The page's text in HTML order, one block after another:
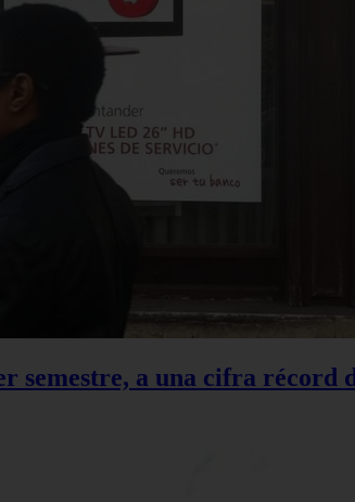
semestre, a una cifra récord